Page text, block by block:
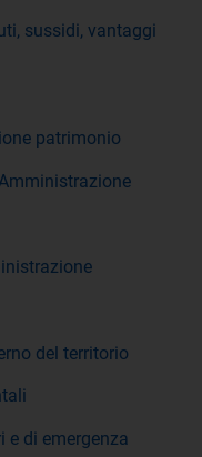
sussidi, vantaggi
patrimonio
del territorio
e di emergenza